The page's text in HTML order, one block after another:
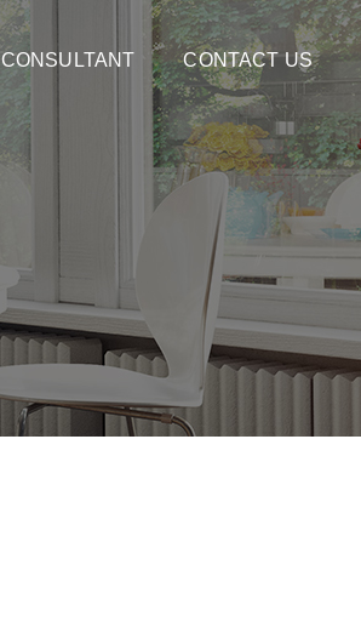
CONSULTANT CONTACT US